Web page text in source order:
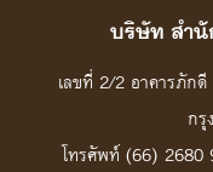
บริษัท สํา
เลขที่ 2/2 อาคารภัก
กรุ
โทรศัพท์ (66) 2680